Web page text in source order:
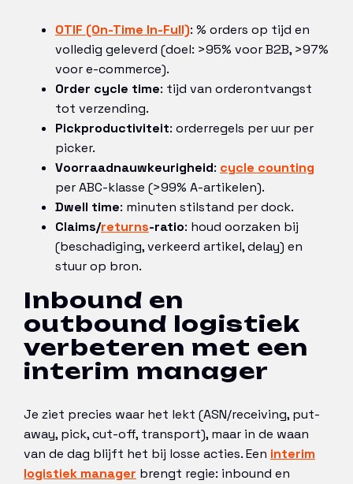
OTIF (On-Time In-Full): % orders op tijd en
volledig geleverd (doel: >95% voor B2B, >97%
voor e-commerce).
Order cycle time: tijd van orderontvangst
tot verzending.
Pickproductiviteit: orderregels per uur per
picker.
Voorraadnauwkeurigheid: cycle counting
per ABC-klasse (>99% A-artikelen).
Dwell time: minuten stilstand per dock.
Claims/returns-ratio: houd oorzaken bij
(beschadiging, verkeerd artikel, delay) en
stuur op bron.
Inbound en
outbound logistiek
verbeteren met een
interim manager
Je ziet precies waar het lekt (ASN/receiving, put-
away, pick, cut-off, transport), maar in de waan
van de dag blijft het bij losse acties. Een interim
logistiek manager brengt regie: inbound en